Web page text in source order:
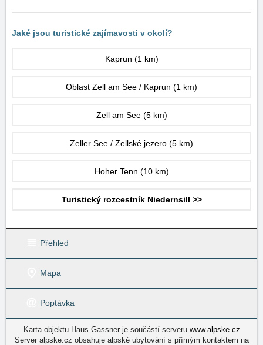
Jaké jsou turistické zajímavosti v okolí?
Kaprun (1 km)
Oblast Zell am See / Kaprun (1 km)
Zell am See (5 km)
Zeller See / Zellské jezero (5 km)
Hoher Tenn (10 km)
Turistický rozcestník Niedernsill >>
Přehled
Mapa
Poptávka
Karta objektu Haus Gassner je součástí serveru www.alpske.cz
Server alpske.cz obsahuje alpské ubytování s přímým kontaktem na